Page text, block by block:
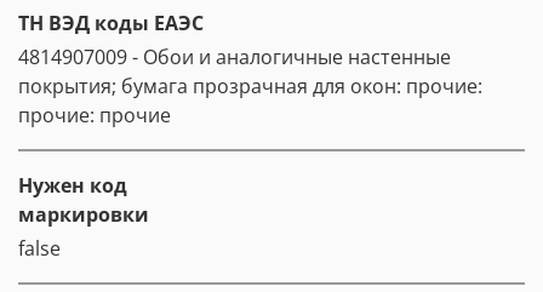
ТН ВЭД коды ЕАЭС
4814907009 - Обои и аналогичные настенные
покрытия; бумага прозрачная для окон: прочие:
прочие: прочие
Нужен код
маркировки
false